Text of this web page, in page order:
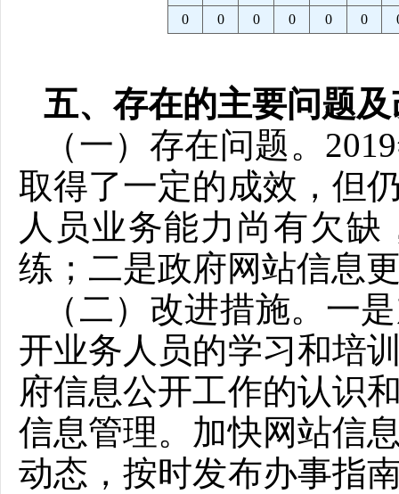
0
0 0 0 0 0
五、存在的主要问题
（一）存在问题。
取得了一定的成效，但
人员业务能力尚有欠
练；二是政府网站信息
（二）改进措施。一
开业务人员的学习和培
府信息公开工作的认识
信息管理。加快网站信
动态，按时发布办事指